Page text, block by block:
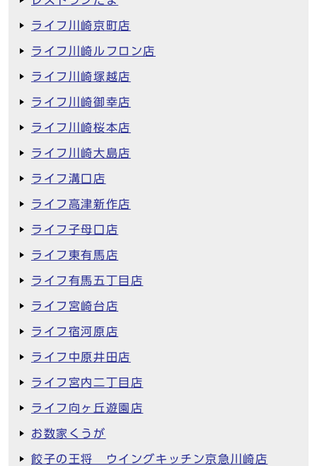
ライフ川崎京町店
ライフ川崎ルフロン店
ライフ川崎塚越店
ライフ川崎御幸店
ライフ川崎桜本店
ライフ川崎大島店
ライフ溝口店
ライフ高津新作店
ライフ子母口店
ライフ東有馬店
ライフ有馬五丁目店
ライフ宮崎台店
ライフ宿河原店
ライフ中原井田店
ライフ宮内二丁目店
ライフ向ヶ丘遊園店
お数家くうが
餃子の王将 ウイングキッチン京急川崎店